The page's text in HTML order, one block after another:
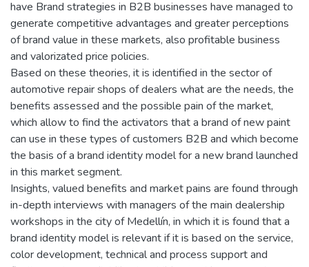
have Brand strategies in B2B businesses have managed to
generate competitive advantages and greater perceptions
of brand value in these markets, also profitable business
and valorizated price policies.
Based on these theories, it is identified in the sector of
automotive repair shops of dealers what are the needs, the
benefits assessed and the possible pain of the market,
which allow to find the activators that a brand of new paint
can use in these types of customers B2B and which become
the basis of a brand identity model for a new brand launched
in this market segment.
Insights, valued benefits and market pains are found through
in-depth interviews with managers of the main dealership
workshops in the city of Medellín, in which it is found that a
brand identity model is relevant if it is based on the service,
color development, technical and process support and